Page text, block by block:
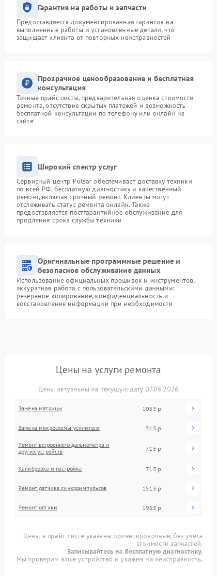
Гарантия на работы и запчасти
Предоставляется документированная гарантия на
выполненные работы и установленные детали, что
защищает клиента от повторных неисправностей
Прозрачное ценообразование и бесплатная
консультация
Точные прайс-листы, предварительная оценка стоимости
ремонта, отсутствие скрытых платежей и возможность
бесплатной консультации по телефону или онлайн на
сайте
Широкий спектр услуг
Сервисный центр Pulsar обеспечивает доставку техники
по всей РФ, бесплатную диагностику и качественный
ремонт, включая срочный ремонт. Клиенты могут
отслеживать статус ремонта онлайн. Также
предоставляется постгарантийное обслуживание для
продления срока службы техники
Оригинальные программные решение и
безопасное обслуживание данных
Использование официальных прошивок и инструментов,
аккуратная работа с пользовательскими данными:
резервное копирование, конфиденциальность и
восстановление информации при необходимости
Цены на услуги ремонта
Цены актуальны на текущую дату 07.08.2026
Замена матрицы 1065 р
Замена микросхемы усилителя 515 р
Ремонт встроенного дальнометра и
других устройств
715 р
Калибровка и настройка 715 р
Ремонт датчика синхроимпульсов 1515 р
Ремонт оптики 1965 р
Цены в прайс-листе указаны ориентировочные, без учета
стоимости запчастей.
Записывайтесь на бесплатную диагностику.
Мы проверим ваше устройство и укажем на неисправность.